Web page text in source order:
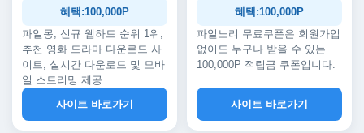
혜택:100,000P
파일몽, 신규 웹하드 순위 1위,
추천 영화 드라마 다운로드 사
이트, 실시간 다운로드 및 모바
일 스트리밍 제공
사이트 바로가기
혜택:100,000P
파일노리 무료쿠폰은 회원가입
없이도 누구나 받을 수 있는
100,000P 적립금 쿠폰입니다.
사이트 바로가기